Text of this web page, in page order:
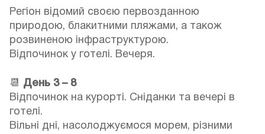
Регіон відомий своєю первозданною
природою, блакитними пляжами, а також
розвиненою інфраструктурою.
Відпочинок у готелі. Вечеря.
📆 День 3 – 8
Відпочинок на курорті. Сніданки та вечері в
готелі.
Вільні дні, насолоджуємося морем, різними